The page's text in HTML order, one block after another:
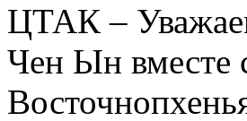
ЦТАК –
Чен Ын вместе